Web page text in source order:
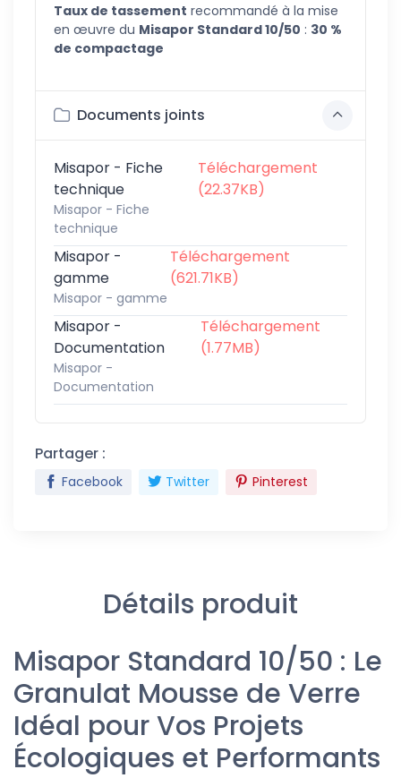
Taux de tassement recommandé à la mise
en œuvre du Misapor Standard 10/50 : 30 %
de compactage
Documents joints
Misapor - Fiche
technique
Misapor - Fiche
technique
Téléchargement
(22.37KB)
Misapor -
gamme
Misapor - gamme
Téléchargement
(621.71KB)
Misapor -
Documentation
Misapor -
Documentation
Téléchargement
(1.77MB)
Partager :
Facebook Twitter Pinterest
Détails produit
Misapor Standard 10/50 : Le
Granulat Mousse de Verre
Idéal pour Vos Projets
Écologiques et Performants